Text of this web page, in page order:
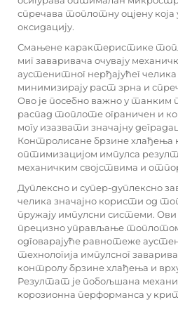
спречава топлотну оцјену која
оксидацију.
Смањене карактеристике
миг заваривача очувају
аустенитног нерђајућег
минимизирају раст зрна и
Ово је посебно важно у танким
распад топлоте ограничен и
могу изазвати значајну
Контролисане брзине хлађења
оптимизацијом импулса
механичким својствима и
Дуплексно и супер-дуплексно
челика значајно користи од
пружају импулсни системи.
прецизно управљање
одговарајуће равнотеже
технологија импулсног
контролу брзине хлађења и
Резултат је побољшана
корозионна перформанса у